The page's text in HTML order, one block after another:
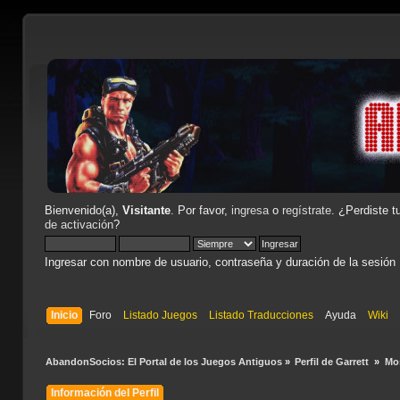
Bienvenido(a), Visitante. Por favor, ingresao regístrate. ¿Perdiste
de activación?
Ingresar con nombre de usuario, contraseña y duración de la sesión
Inicio Foro Listado Juegos Listado Traducciones Ayuda Wiki
AbandonSocios: El Portal de los Juegos Antiguos» Perfil de Garrett »
Información del Perfil